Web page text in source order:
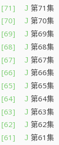
[71] J 第71集
[70] J 第70集
[69] J 第69集
[68] J 第68集
[67] J 第67集
[66] J 第66集
[65] J 第65集
[64] J 第64集
[63] J 第63集
[62] J 第62集
[61] J 第61集